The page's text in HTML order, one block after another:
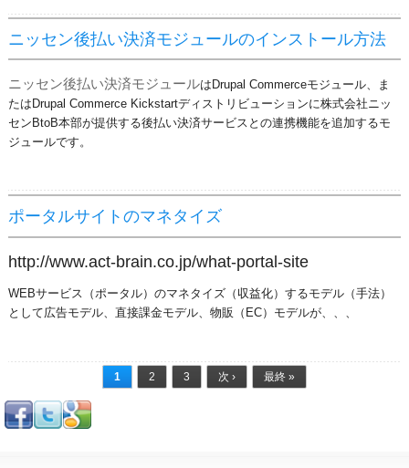
ニッセン後払い決済モジュールのインストール方法
ニッセン後払い決済モジュールはDrupal Commerceモジュール、ま
たはDrupal Commerce Kickstartディストリビューションに株式会社ニッ
センBtoB本部が提供する後払い決済サービスとの連携機能を追加するモ
ジュールです。
ポータルサイトのマネタイズ
http://www.act-brain.co.jp/what-portal-site
WEBサービス（ポータル）のマネタイズ（収益化）するモデル（手法）
として広告モデル、 直接課金モデル、 物販（EC）モデルが、、、
1 2 3 次 › 最終 »